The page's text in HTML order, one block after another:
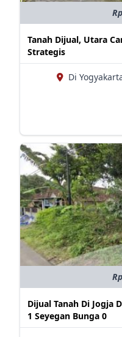
Tanah Dijual, Utara
Strategis
Di
Dijual Tanah Di Jogja
1 Seyegan Bunga 0